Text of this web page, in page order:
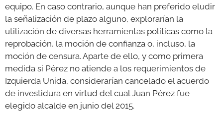
equipo. En caso contrario, aunque han preferido eludir
la señalización de plazo alguno, explorarían la
utilización de diversas herramientas políticas como la
reprobación, la moción de confianza o, incluso, la
moción de censura. Aparte de ello, y como primera
medida si Pérez no atiende a los requerimientos de
Izquierda Unida, considerarían cancelado el acuerdo
de investidura en virtud del cual Juan Pérez fue
elegido alcalde en junio del 2015.